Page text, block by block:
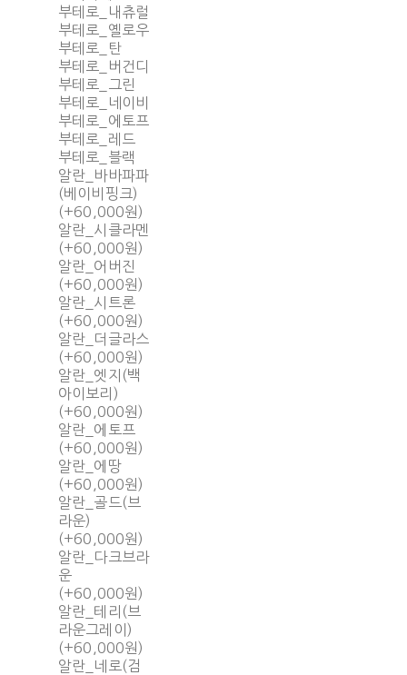
부테로_내츄럴
부테로_옐로우
부테로_탄
부테로_버건디
부테로_그린
부테로_네이비
부테로_에토프
부테로_레드
부테로_블랙
알란_바바파파
(베이비핑크)
(+60,000원)
알란_시클라멘
(+60,000원)
알란_어버진
(+60,000원)
알란_시트론
(+60,000원)
알란_더글라스
(+60,000원)
알란_엣지(백
아이보리)
(+60,000원)
알란_에토프
(+60,000원)
알란_에땅
(+60,000원)
알란_골드(브
라운)
(+60,000원)
알란_다크브라
운
(+60,000원)
알란_테리(브
라운그레이)
(+60,000원)
알란_네로(검